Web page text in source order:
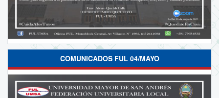
COMUNICADOS FUL 04/MAYO